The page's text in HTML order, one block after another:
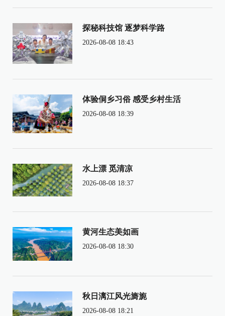
探秘科技馆 逐梦科学路
2026-08-08 18:43
体验侗乡习俗 感受乡村生活
2026-08-08 18:39
水上漂 觅清凉
2026-08-08 18:37
黄河生态美如画
2026-08-08 18:30
秋日漓江风光旖旎
2026-08-08 18:21